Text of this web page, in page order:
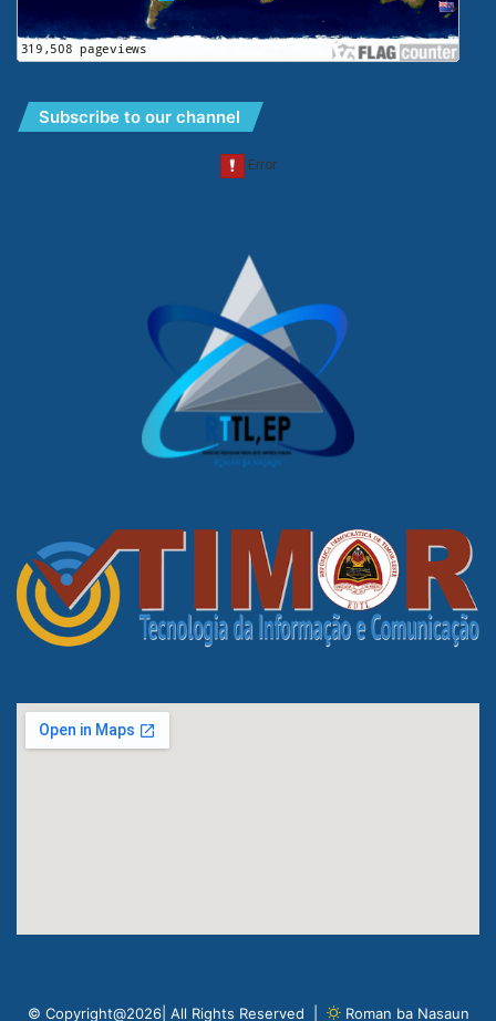
Subscribe to our channel
© Copyright@2026| All Rights Reserved | Roman ba Nasaun